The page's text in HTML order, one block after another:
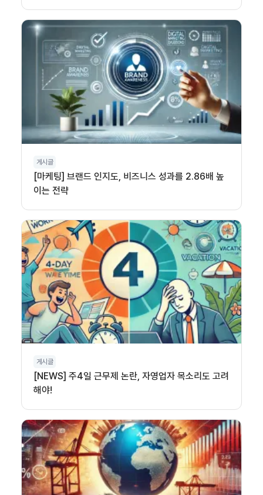
게시글
[마케팅] 브랜드 인지도, 비즈니스 성과를 2.86배 높
이는 전략
게시글
[NEWS] 주4일 근무제 논란, 자영업자 목소리도 고려
해야!